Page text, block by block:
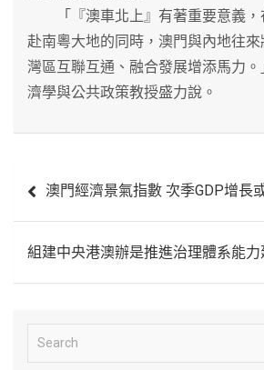
「『澳車北上』有著重要意義，
赴南粵大地的同時，澳門與內地往
灣區互聯互通、融合發展增添馬力
濟學與公共政策教授盛力說。
章
覽
澳門經濟景氣指數 次季GDP增長
組建中央港澳辦是推進治理體系能
e